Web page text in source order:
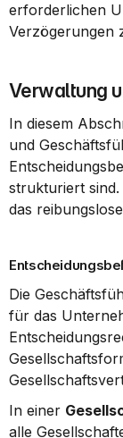
erforderlichen
Verzögerungen
Verwaltung
In diesem
und
strukturiert
das
Die
für das
In einer
alle